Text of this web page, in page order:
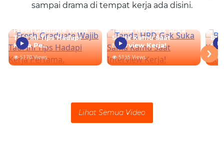
sampai drama di tempat kerja ada disini.
Fresh Graduate Wajib
Tau! Ini Tips Hadapi
Kerja Pe...
5170 Views
Tanda HRD Gak Suka
Sama Kamu Saat
Interview Kerja!
5135 Views ›
Lihat Semua Video